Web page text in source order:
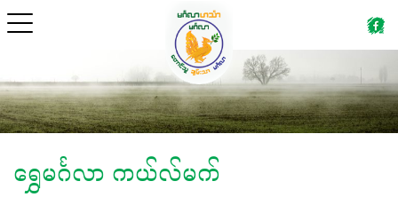
ရွှေမင်္ဂလာ ကယ်လ်မက်